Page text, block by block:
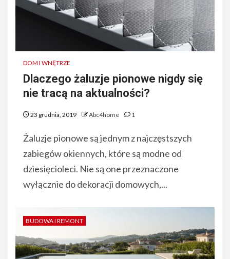
DOM I WNĘTRZE
Dlaczego żaluzje pionowe nigdy się
nie tracą na aktualności?
23 grudnia, 2019 Abc4home 1
Żaluzje pionowe są jednym z najczęstszych
zabiegów okiennych, które są modne od
dziesięcioleci. Nie są one przeznaczone
wyłącznie do dekoracji domowych,...
BUDOWA I REMONT